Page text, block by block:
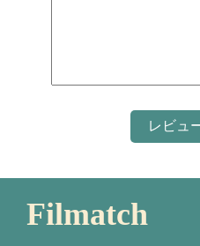
Filmatch